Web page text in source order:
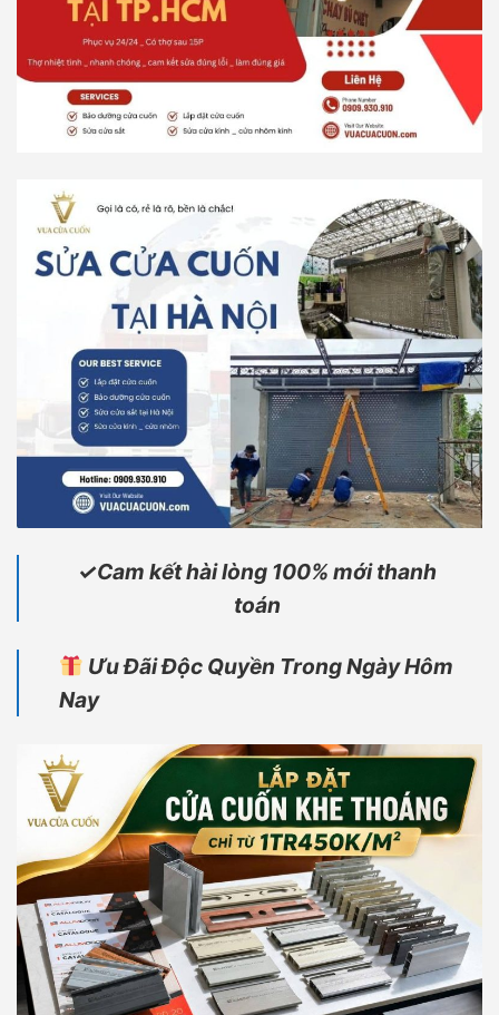
✓Cam kết hài lòng 100% mới thanh
toán
Ưu Đãi Độc Quyền Trong Ngày Hôm
Nay